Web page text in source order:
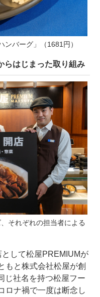
ンバーグ」（1681円）
らはじまった取り組み
それぞれの担当者による
して松屋PREMIUMが
もと株式会社松屋が創
じ社名を持つ松屋フー
ロナ禍で一度は断念し